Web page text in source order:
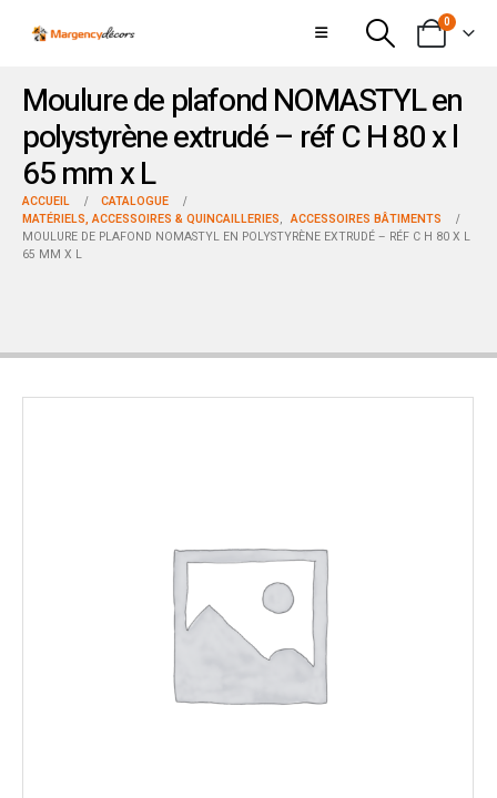
0
Moulure de plafond NOMASTYL en
polystyrène extrudé – réf C H 80 x l
65 mm x L
ACCUEIL
CATALOGUE
MATÉRIELS, ACCESSOIRES & QUINCAILLERIES, ACCESSOIRES BÂTIMENTS
MOULURE DE PLAFOND NOMASTYL EN POLYSTYRÈNE EXTRUDÉ – RÉF C H 80 X L
65 MM X L